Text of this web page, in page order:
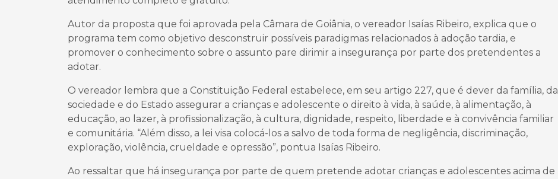
Autor da proposta que foi aprovada pela Câmara de Goiânia, o vereador Isaías Ribeiro, explica que o
programa tem como objetivo desconstruir possíveis paradigmas relacionados à adoção tardia, e
promover o conhecimento sobre o assunto pare dirimir a insegurança por parte dos pretendentes a
adotar.
O vereador lembra que a Constituição Federal estabelece, em seu artigo 227, que é dever da família, da
sociedade e do Estado assegurar a crianças e adolescente o direito à vida, à saúde, à alimentação, à
educação, ao lazer, à profissionalização, à cultura, dignidade, respeito, liberdade e à convivência familiar
e comunitária. “Além disso, a lei visa colocá-los a salvo de toda forma de negligência, discriminação,
exploração, violência, crueldade e opressão”, pontua Isaías Ribeiro.
Ao ressaltar que há insegurança por parte de quem pretende adotar crianças e adolescentes acima de